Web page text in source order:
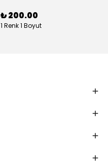
₺ 200.00
1 Renk 1 Boyut